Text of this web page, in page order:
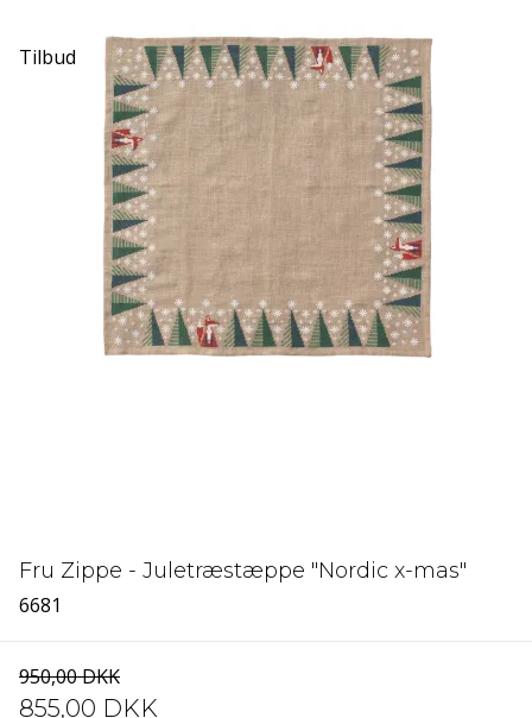
Tilbud
Fru Zippe - Juletræstæppe "Nordic x-mas"
6681
950,00 DKK
855,00 DKK